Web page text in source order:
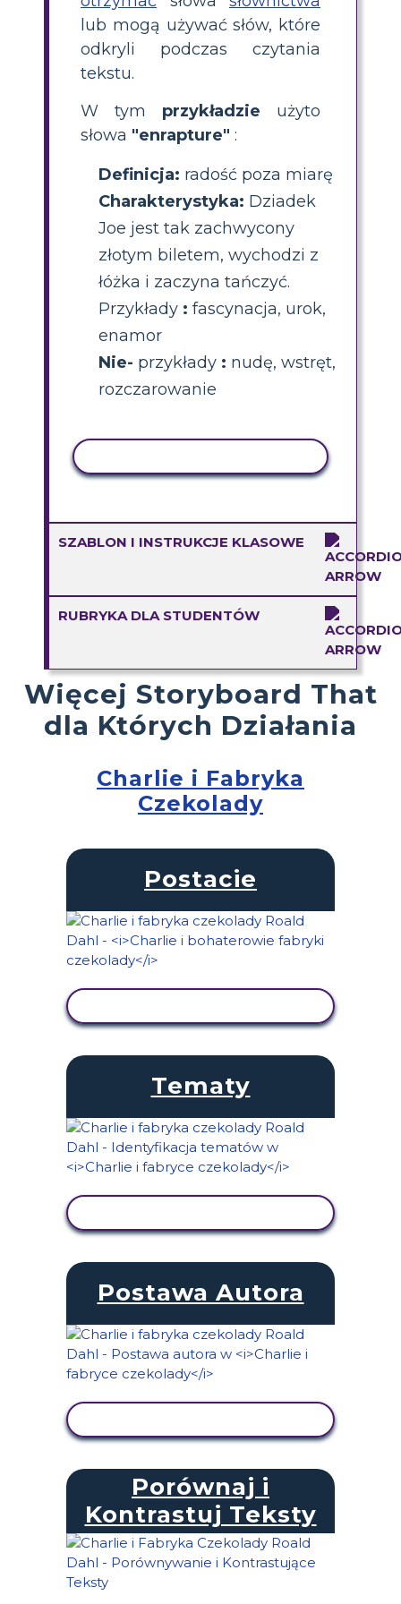
lub mogą używać słów, które
odkryli podczas czytania
tekstu.
W tym przykładzie użyto
słowa "enrapture" :
Definicja: radość poza miarę
Charakterystyka: Dziadek
Joe jest tak zachwycony
złotym biletem, wychodzi z
łóżka i zaczyna tańczyć.
Przykłady : fascynacja, urok,
enamor
Nie- przykłady : nudę, wstręt,
rozczarowanie
SZABLON I INSTRUKCJE KLASOWE
RUBRYKA DLA STUDENTÓW
Więcej Storyboard That
dla Których Działania
Charlie i Fabryka
Czekolady
Postacie
Tematy
Postawa Autora
Porównaj i
Kontrastuj Teksty